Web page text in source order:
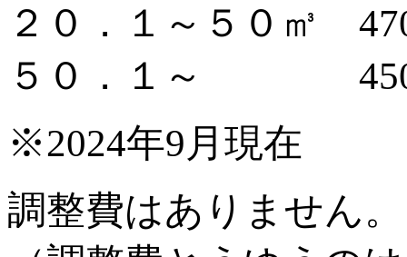
２０．１～５０㎥
５０．１～ 450
※2024年9月現在
調整費はありません。